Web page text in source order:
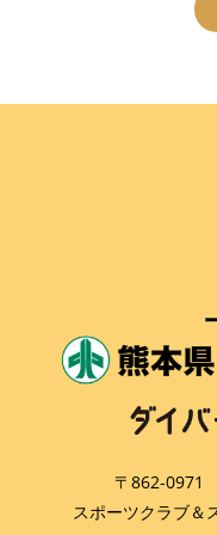
〒862-0971
スポーツクラブ＆